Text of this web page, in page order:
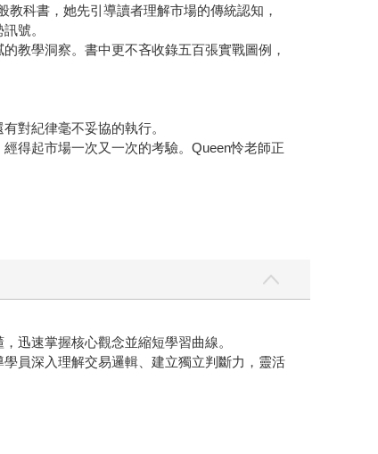
科書，她先引導讀者理解市場的傳統認知，
號。
教學洞察。書中更不吝收錄五百張實戰圖例，
對紀律毫不妥協的執行。
得起市場一次又一次的考驗。Queen怜老師正
迅速掌握核心觀念並縮短學習曲線。
員深入理解交易邏輯、建立獨立判斷力，靈活